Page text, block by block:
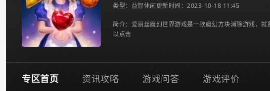
类型： 益智休闲更新时间：2023-10-18 11:45
简介：爱丽丝魔幻世界游戏是一款魔幻方块消除游戏，
以点击
专区首页 资讯攻略 游戏问答 游戏评价